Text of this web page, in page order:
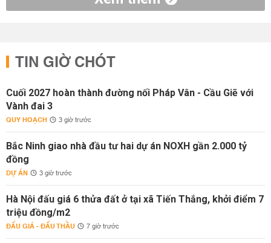
TIN GIỜ CHÓT
Cuối 2027 hoàn thành đường nối Pháp Vân - Cầu Giẽ với
Vành đai 3
QUY HOẠCH 3 giờ trước
Bắc Ninh giao nhà đầu tư hai dự án NOXH gần 2.000 tỷ
đồng
DỰ ÁN 3 giờ trước
Hà Nội đấu giá 6 thửa đất ở tại xã Tiến Thắng, khởi điểm 7
triệu đồng/m2
ĐẤU GIÁ - ĐẤU THẦU 7 giờ trước